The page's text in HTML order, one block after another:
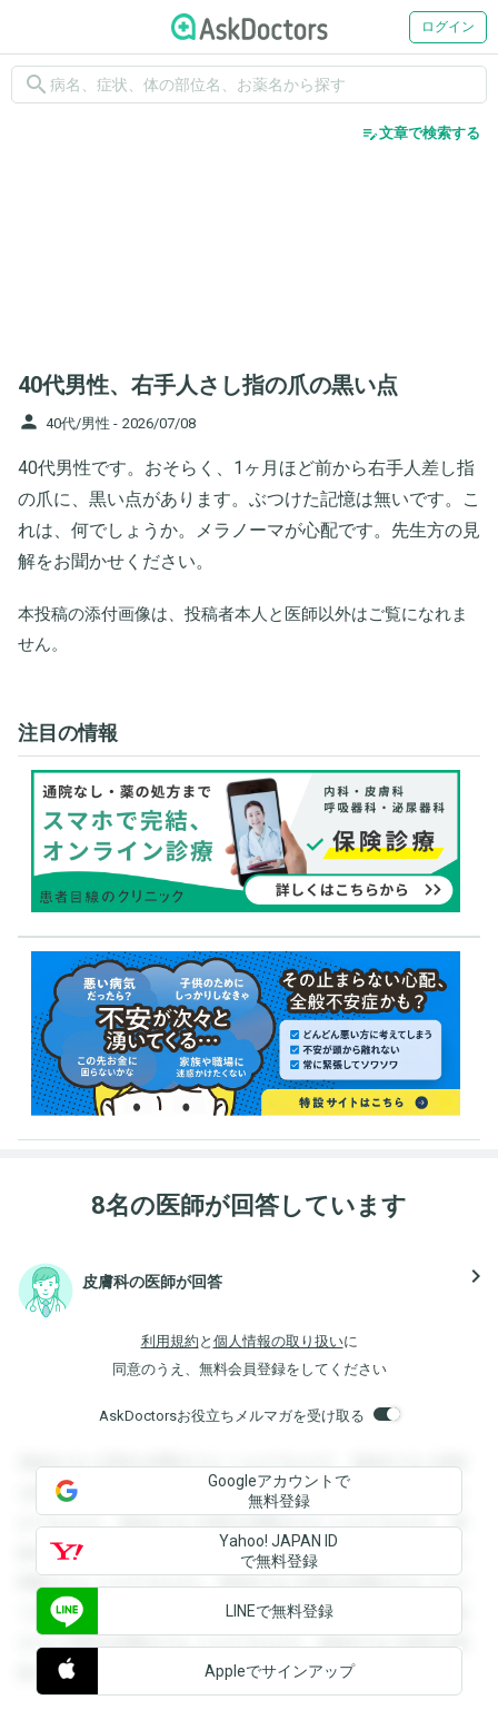
ログイン
search
edit_note文章で検索する
40代男性、右手人さし指の爪の黒い点
person 40代/男性 - 2026/07/08
40代男性です。おそらく、1ヶ月ほど前から右手人差し指
の爪に、黒い点があります。ぶつけた記憶は無いです。こ
れは、何でしょうか。メラノーマが心配です。先生方の見
解をお聞かせください。
本投稿の添付画像は、投稿者本人と医師以外はご覧になれま
せん。
注目の情報
8名の医師が回答しています
皮膚科の医師が回答 navigate_next
利用規約 と 個人情報の取り扱いに
同意のうえ、無料会員登録をしてください
AskDoctorsお役立ちメルマガを受け取る
登録すると回答を閲覧することができます。登録すると回答
を閲覧することができます。登録すると回答を閲覧すること
ができます。登録すると回答を閲覧することができます。登
録すると回答を閲覧することができます。登録すると回答を
閲覧することができます。登録すると回答を閲覧することが
できます。登録すると回答を閲覧することができます。登録
すると回答を閲覧することができます。登録すると回答を閲
覧することができます。
Googleアカウントで
無料登録
Yahoo! JAPAN ID
で無料登録
LINEで無料登録
Appleでサインアップ